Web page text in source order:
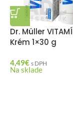
Dr. Müller
Krém 1×30 g
4,49€ s DPH
Na sklade